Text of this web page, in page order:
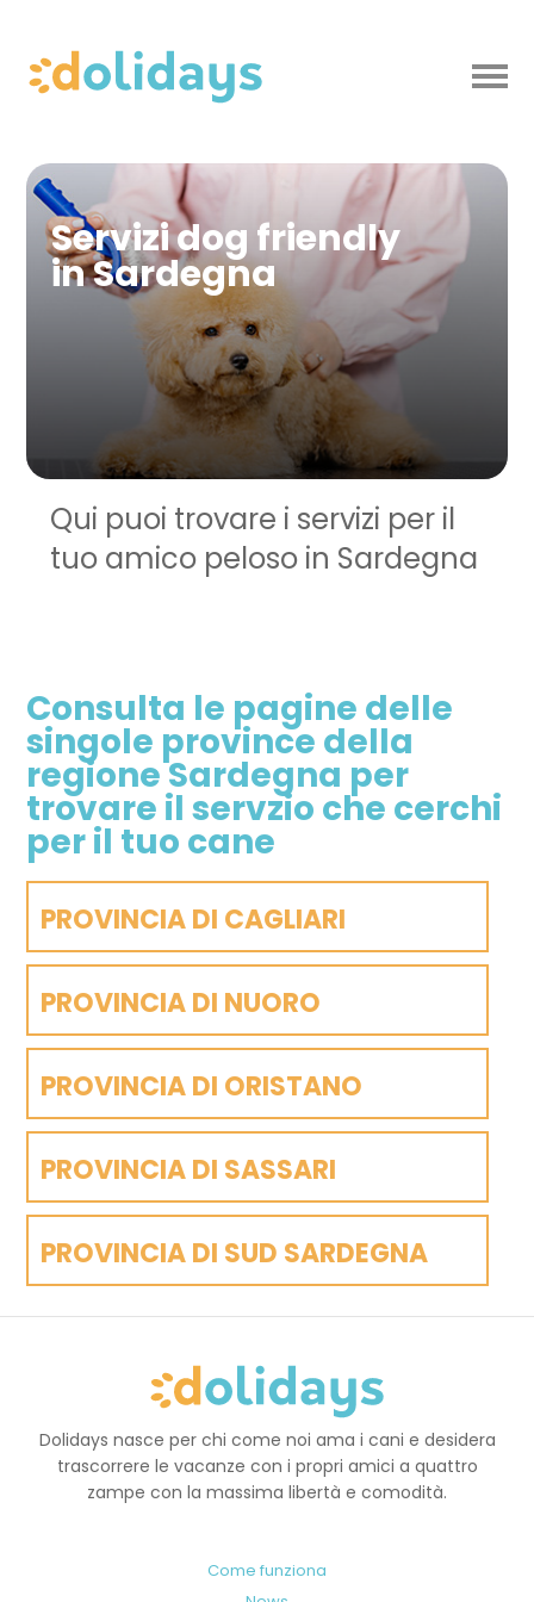
Servizi dog friendly
in Sardegna
Qui puoi trovare i servizi per il
tuo amico peloso in Sardegna
Consulta le pagine delle
singole province della
regione Sardegna per
trovare il servzio che cerchi
per il tuo cane
PROVINCIA DI CAGLIARI
PROVINCIA DI NUORO
PROVINCIA DI ORISTANO
PROVINCIA DI SASSARI
PROVINCIA DI SUD SARDEGNA
Dolidays nasce per chi come noi ama i cani e desidera
trascorrere le vacanze con i propri amici a quattro
zampe con la massima libertà e comodità.
Come funziona